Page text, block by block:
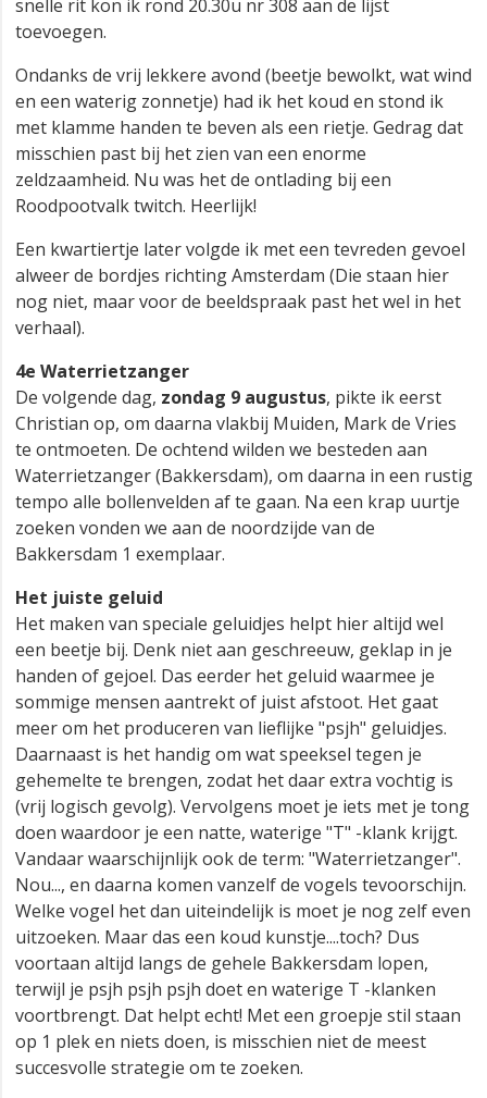
snelle rit kon ik rond 20.30u nr 308 aan de lijst
toevoegen.
Ondanks de vrij lekkere avond (beetje bewolkt, wat wind
en een waterig zonnetje) had ik het koud en stond ik
met klamme handen te beven als een rietje. Gedrag dat
misschien past bij het zien van een enorme
zeldzaamheid. Nu was het de ontlading bij een
Roodpootvalk twitch. Heerlijk!
Een kwartiertje later volgde ik met een tevreden gevoel
alweer de bordjes richting Amsterdam (Die staan hier
nog niet, maar voor de beeldspraak past het wel in het
verhaal).
4e Waterrietzanger
De volgende dag, zondag 9 augustus, pikte ik eerst
Christian op, om daarna vlakbij Muiden, Mark de Vries
te ontmoeten. De ochtend wilden we besteden aan
Waterrietzanger (Bakkersdam), om daarna in een rustig
tempo alle bollenvelden af te gaan. Na een krap uurtje
zoeken vonden we aan de noordzijde van de
Bakkersdam 1 exemplaar.
Het juiste geluid
Het maken van speciale geluidjes helpt hier altijd wel
een beetje bij. Denk niet aan geschreeuw, geklap in je
handen of gejoel. Das eerder het geluid waarmee je
sommige mensen aantrekt of juist afstoot. Het gaat
meer om het produceren van lieflijke "psjh" geluidjes.
Daarnaast is het handig om wat speeksel tegen je
gehemelte te brengen, zodat het daar extra vochtig is
(vrij logisch gevolg). Vervolgens moet je iets met je tong
doen waardoor je een natte, waterige "T" -klank krijgt.
Vandaar waarschijnlijk ook de term: "Waterrietzanger".
Nou..., en daarna komen vanzelf de vogels tevoorschijn.
Welke vogel het dan uiteindelijk is moet je nog zelf even
uitzoeken. Maar das een koud kunstje....toch? Dus
voortaan altijd langs de gehele Bakkersdam lopen,
terwijl je psjh psjh psjh doet en waterige T -klanken
voortbrengt. Dat helpt echt! Met een groepje stil staan
op 1 plek en niets doen, is misschien niet de meest
succesvolle strategie om te zoeken.